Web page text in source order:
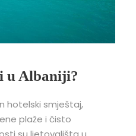
u Albaniji?
hotelski smještaj,
plaže i čisto